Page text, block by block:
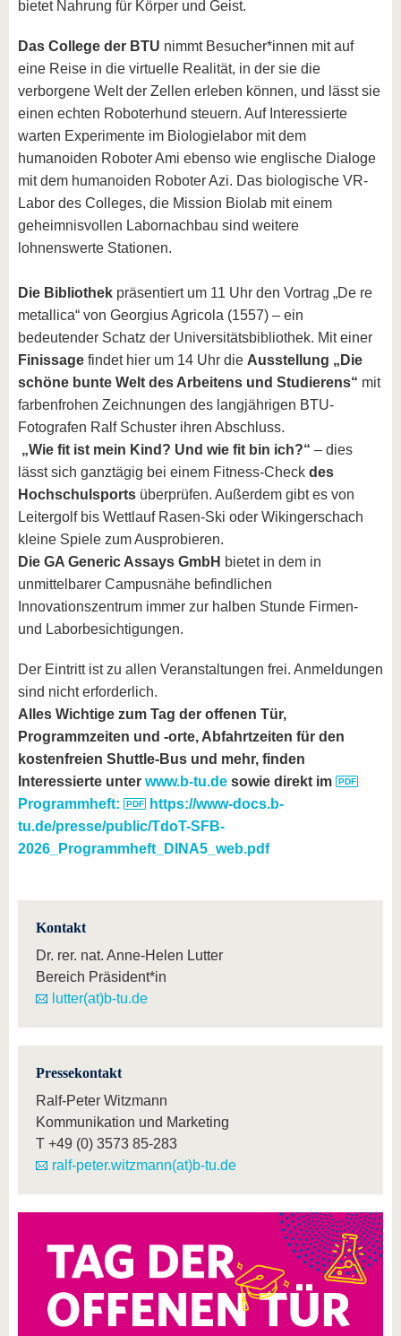
bietet Nahrung für Körper und Geist.
Das College der BTU nimmt Besucher*innen mit auf
eine Reise in die virtuelle Realität, in der sie die
verborgene Welt der Zellen erleben können, und lässt sie
einen echten Roboterhund steuern. Auf Interessierte
warten Experimente im Biologielabor mit dem
humanoiden Roboter Ami ebenso wie englische Dialoge
mit dem humanoiden Roboter Azi. Das biologische VR-
Labor des Colleges, die Mission Biolab mit einem
geheimnisvollen Labornachbau sind weitere
lohnenswerte Stationen.
Die Bibliothek präsentiert um 11 Uhr den Vortrag „De re
metallica“ von Georgius Agricola (1557) – ein
bedeutender Schatz der Universitätsbibliothek. Mit einer
Finissage findet hier um 14 Uhr die Ausstellung „Die
schöne bunte Welt des Arbeitens und Studierens“ mit
farbenfrohen Zeichnungen des langjährigen BTU-
Fotografen Ralf Schuster ihren Abschluss.
„Wie fit ist mein Kind? Und wie fit bin ich?“ – dies
lässt sich ganztägig bei einem Fitness-Check des
Hochschulsports überprüfen. Außerdem gibt es von
Leitergolf bis Wettlauf Rasen-Ski oder Wikingerschach
kleine Spiele zum Ausprobieren.
Die GA Generic Assays GmbH bietet in dem in
unmittelbarer Campusnähe befindlichen
Innovationszentrum immer zur halben Stunde Firmen-
und Laborbesichtigungen.
Der Eintritt ist zu allen Veranstaltungen frei. Anmeldungen
sind nicht erforderlich.
Alles Wichtige zum Tag der offenen Tür,
Programmzeiten und -orte, Abfahrtzeiten für den
kostenfreien Shuttle-Bus und mehr, finden
Interessierte unter www.b-tu.de sowie direkt im
Programmheft:
https://www-docs.b-
tu.de/presse/public/TdoT-SFB-
2026_Programmheft_DINA5_web.pdf
Kontakt
Dr. rer. nat. Anne-Helen Lutter
Bereich Präsident*in
lutter(at)b-tu.de
Pressekontakt
Ralf-Peter Witzmann
Kommunikation und Marketing
T +49 (0) 3573 85-283
ralf-peter.witzmann(at)b-tu.de